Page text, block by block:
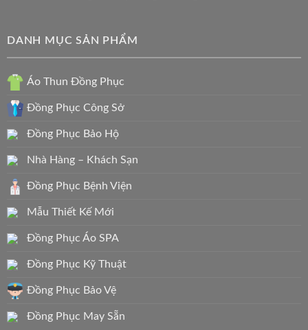
DANH MỤC SẢN PHẨM
Áo Thun Đồng Phục
Đồng Phục Công Sở
Đồng Phục Bảo Hộ
Nhà Hàng – Khách Sạn
Đồng Phục Bệnh Viện
Mẫu Thiết Kế Mới
Đồng Phục Áo SPA
Đồng Phục Kỹ Thuật
Đồng Phục Bảo Vệ
Đồng Phục May Sẵn